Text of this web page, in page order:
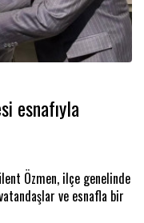
esnafıyla
Özmen, ilçe genelinde
ve esnafla bir